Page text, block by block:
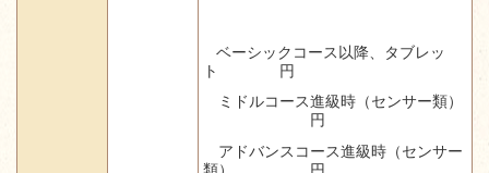
ベーシックコース以降、
タブレッ
ト 円
ミドルコース進級時 （センサー類）
円
アドバンスコース進級時 （センサー
類） 円